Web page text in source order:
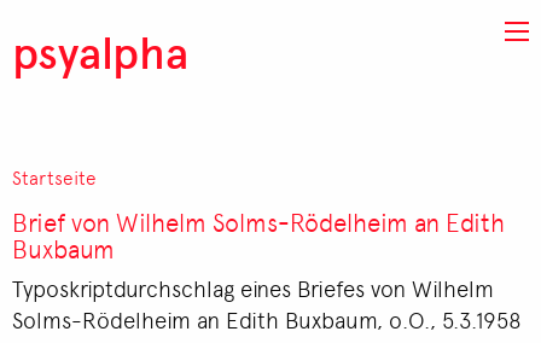
psyalpha
Pfadnavigation
Startseite
Brief von Wilhelm Solms-Rödelheim an Edith
Buxbaum
Typoskriptdurchschlag eines Briefes von Wilhelm
Solms-Rödelheim an Edith Buxbaum, o.O., 5.3.1958